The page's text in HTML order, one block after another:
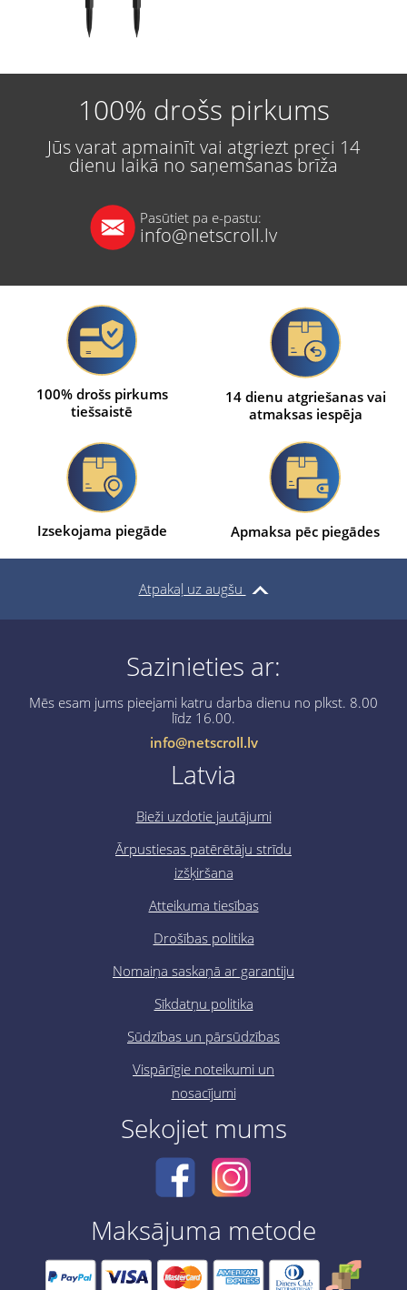
100% drošs pirkums
Jūs varat apmainīt vai atgriezt preci 14
dienu laikā no saņemšanas brīža
Pasūtiet pa e-pastu:
info@netscroll.lv
100% drošs pirkums
tiešsaistē
14 dienu atgriešanas vai
atmaksas iespēja
Izsekojama piegāde Apmaksa pēc piegādes
Atpakaļ uz augšu
Sazinieties ar:
Mēs esam jums pieejami katru darba dienu no plkst. 8.00
līdz 16.00.
info@netscroll.lv
Latvia
Bieži uzdotie jautājumi
Ārpustiesas patērētāju strīdu
izšķiršana
Atteikuma tiesības
Drošības politika
Nomaiņa saskaņā ar garantiju
Sīkdatņu politika
Sūdzības un pārsūdzības
Vispārīgie noteikumi un
nosacījumi
Sekojiet mums
Maksājuma metode